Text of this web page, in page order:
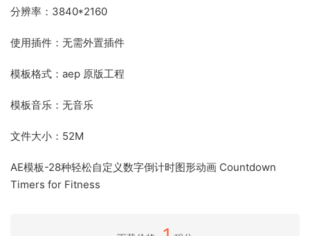
分辨率：3840*2160
使用插件：无需外置插件
模板格式：aep 原版工程
模板音乐：无音乐
文件大小：52M
AE模板-28种轻松自定义数字倒计时图形动画 Countdown
Timers for Fitness